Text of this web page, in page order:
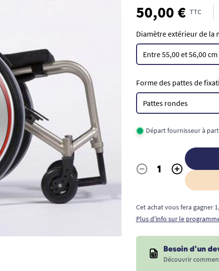
50,00 € TTC
Diamètre extérieur de la
Forme des pattes de
Départ fournisseur à
Quantité
- +
Cet achat vous fera gagner
Plus d'info sur le
Besoin d'un
Découvrir